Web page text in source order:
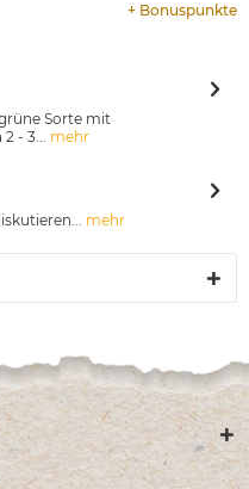
+ Bonuspunkte
Sorte mit
- 3... mehr
mehr